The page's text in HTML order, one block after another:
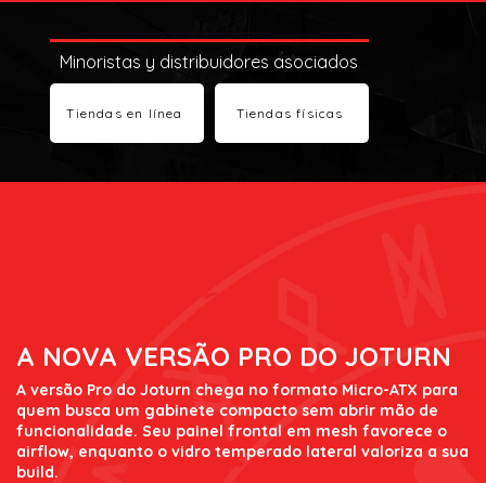
Minoristas y distribuidores asociados
Tiendas en línea Tiendas físicas
A NOVA VERSÃO PRO DO JOTURN
A versão Pro do Joturn chega no formato Micro-ATX para
quem busca um gabinete compacto sem abrir mão de
funcionalidade. Seu painel frontal em mesh favorece o
airflow, enquanto o vidro temperado lateral valoriza a sua
build.